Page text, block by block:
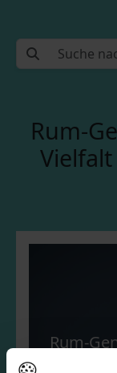
Rum-
Rum-